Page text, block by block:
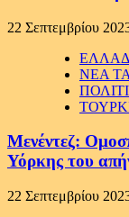
22 Σεπτεμβρίου
ΝΕΑ
Μενέντεζ:
Υόρκης του
22 Σεπτεμβρίου